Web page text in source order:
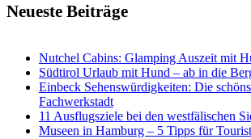
Neueste Beiträge
Nutchel Cabins: Glamping Auszeit mit
Südtirol Urlaub mit Hund – ab in die
Einbeck Sehenswürdigkeiten: Die
Fachwerkstadt
11 Ausflugsziele bei den westfälischen
Museen in Hamburg – 5 Tipps für